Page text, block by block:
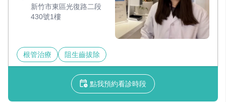
新竹市東區光復路二段
430號1樓
根管治療 阻生齒拔除
點我預約看診時段